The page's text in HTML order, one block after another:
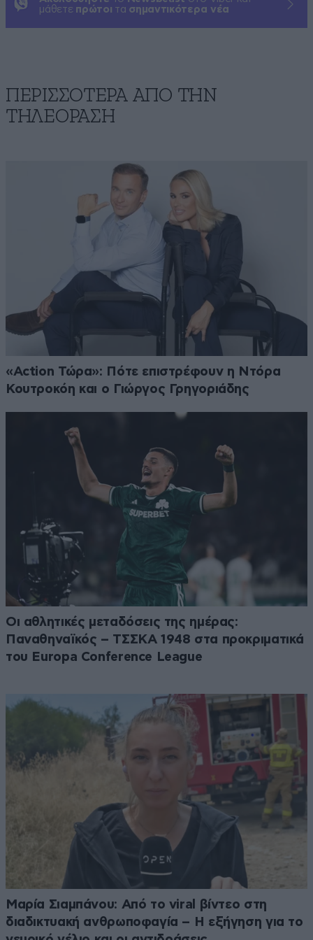
μάθετε πρώτοι τα σημαντικότερα νέα
ΠΕΡΙΣΣΟΤΕΡΑ ΑΠΟ ΤΗΝ
ΤΗΛΕΟΡΑΣΗ
«Action Τώρα»: Πότε επιστρέφουν η Ντόρα
Κουτροκόη και ο Γιώργος Γρηγοριάδης
Οι αθλητικές μεταδόσεις της ημέρας:
Παναθηναϊκός – ΤΣΣΚΑ 1948 στα προκριματικά
του Europa Conference League
Μαρία Σιαμπάνου: Από το viral βίντεο στη
διαδικτυακή ανθρωποφαγία – Η εξήγηση για το